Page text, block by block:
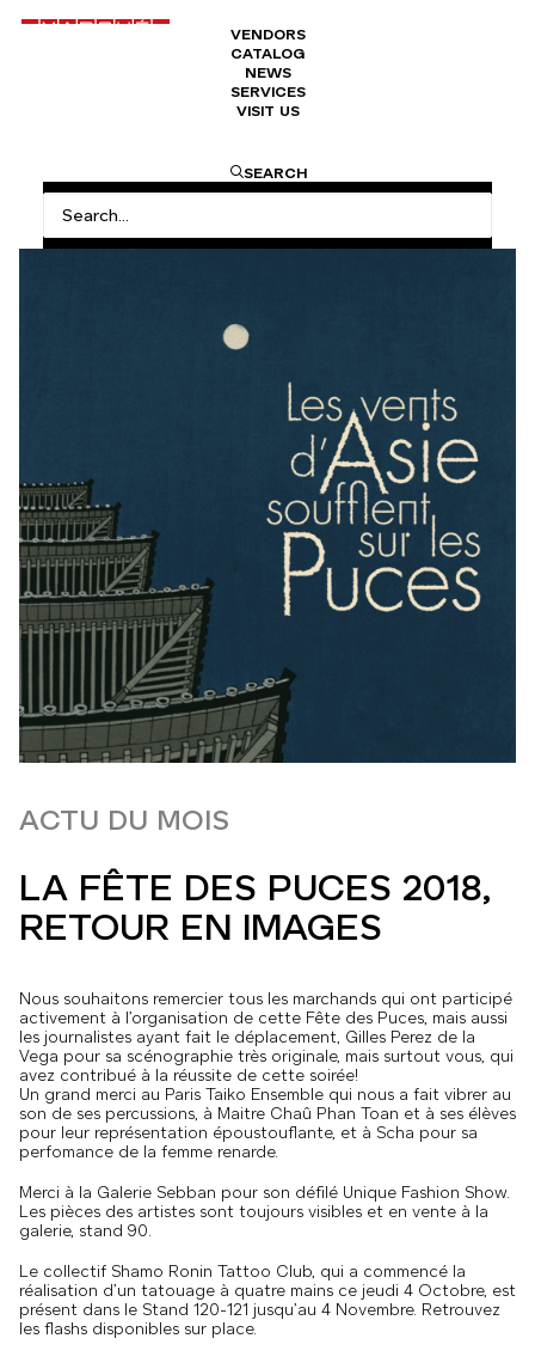
VENDORS
CATALOG
NEWS
SERVICES
VISIT US
SEARCH
ACTU DU MOIS
LA FÊTE DES PUCES 2018,
RETOUR EN IMAGES
Nous souhaitons remercier tous les marchands qui ont participé
activement à l’organisation de cette Fête des Puces, mais aussi
les journalistes ayant fait le déplacement, Gilles Perez de la
Vega pour sa scénographie très originale, mais surtout vous, qui
avez contribué à la réussite de cette soirée!
Un grand merci au Paris Taiko Ensemble qui nous a fait vibrer au
son de ses percussions, à Maitre Chaû Phan Toan et à ses élèves
pour leur représentation époustouflante, et à Scha pour sa
perfomance de la femme renarde.
Merci à la Galerie Sebban pour son défilé Unique Fashion Show.
Les pièces des artistes sont toujours visibles et en vente à la
galerie, stand 90.
Le collectif Shamo Ronin Tattoo Club, qui a commencé la
réalisation d’un tatouage à quatre mains ce jeudi 4 Octobre, est
présent dans le Stand 120-121 jusqu’au 4 Novembre. Retrouvez
les flashs disponibles sur place.